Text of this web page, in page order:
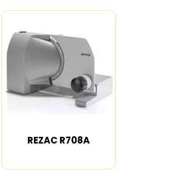
Sudopere
Trimeri
Styler i prese za
kosu
Razni aparati za
REZAC R708A